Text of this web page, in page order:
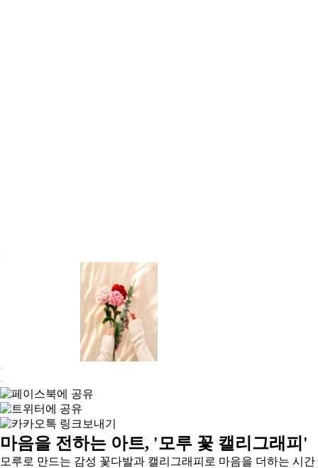
마음을 전하는 아트, '모루 꽃 캘리그래피'
모루로 만드는 감성 꽃다발과 캘리그래피로 마음을 더하는 시간